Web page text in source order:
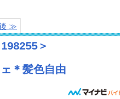
≫
＞
＊髪色自由